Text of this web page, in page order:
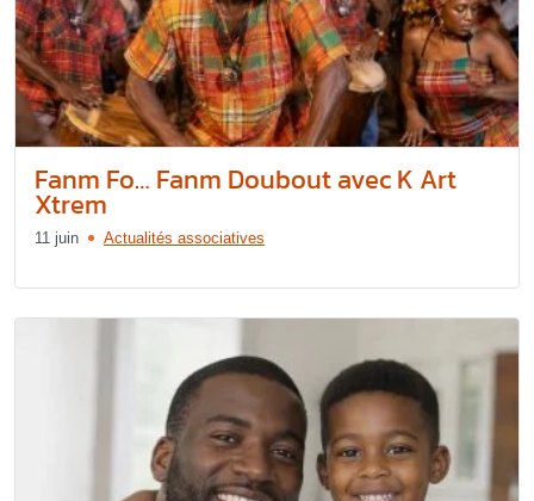
Fanm Fo… Fanm Doubout avec K Art
Xtrem
11 juin Actualités associatives